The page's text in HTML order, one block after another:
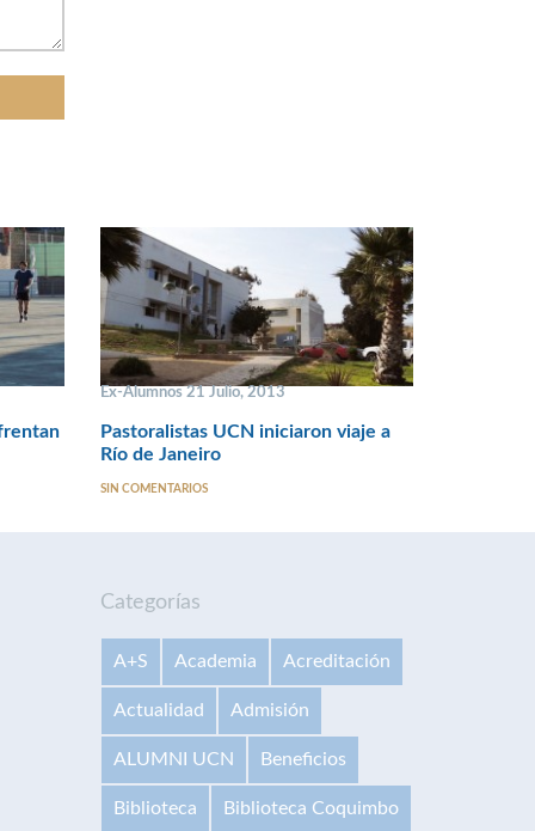
Ex-Alumnos 21 Julio, 2013
Pastoralistas UCN iniciaron viaje a
Río de Janeiro
SIN COMENTARIOS
Categorías
A+S Academia Acreditación
Actualidad Admisión
ALUMNI UCN Beneficios
Biblioteca Biblioteca Coquimbo